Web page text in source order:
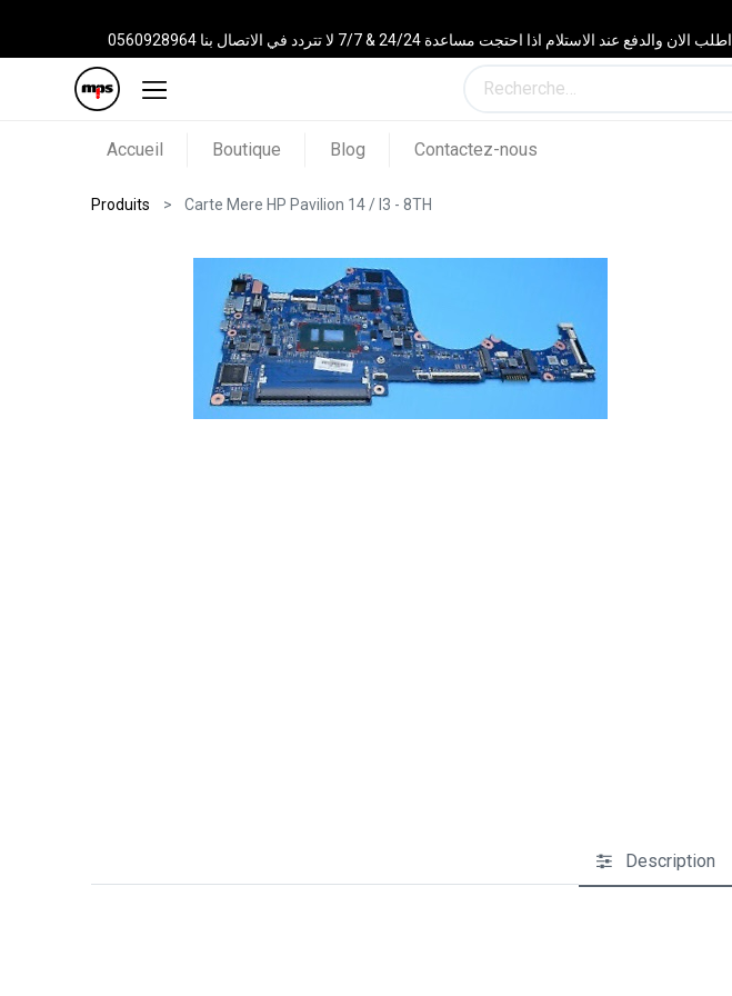
اطلب الان والدفع عند الاستلام اذا احتجت مساعدة 24/24 & 7/7 لا تتردد في الاتصال بنا 0560928964
Accueil Boutique Blog Contactez-nous
Produits Carte Mere HP Pavilion 14 / I3 - 8TH
Description